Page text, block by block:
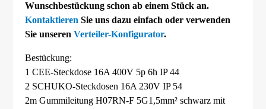
Wunschbestückung schon ab einem Stück an.
Kontaktieren Sie uns dazu einfach oder verwenden
Sie unserenVerteiler-Konfigurator.
Bestückung:
1 CEE-Steckdose 16A 400V 5p 6h IP 44
2 SCHUKO-Steckdosen 16A 230V IP 54
2m Gummileitung H07RN-F 5G1,5mm² schwarz mit